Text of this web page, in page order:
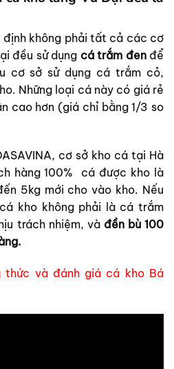
định không phải tất cả các cơ
đều sử dụng cá trắm đenđể
cơ sở sử dụng cá trắm cỏ,
Những loại cá này có giá rẻ
cao hơn (giá chỉ bằng 1/3 so
cơ sở kho cá tại Hà
hàng 100% cá được kho là
5kg mới cho vào kho. Nếu
kho không phải là cá trắm
trách nhiệm, và đền bù 100
thức và đánh giá cá kho Bá